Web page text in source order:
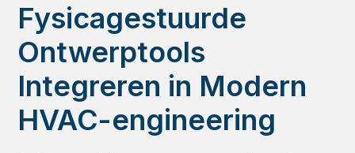
Fysicagestuurde
Ontwerptools
Integreren in Modern
HVAC-engineering